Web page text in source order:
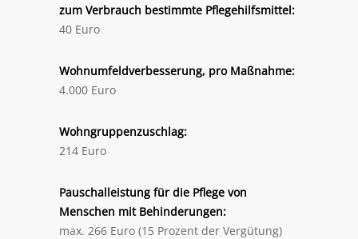
zum Verbrauch bestimmte Pflegehilfsmittel:
40 Euro
Wohnumfeldverbesserung, pro Maßnahme:
4.000 Euro
Wohngruppenzuschlag:
214 Euro
Pauschalleistung für die Pflege von
Menschen mit Behinderungen:
max. 266 Euro (15 Prozent der Vergütung)